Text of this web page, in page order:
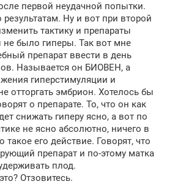
первой неудачной попытки.
Ну и вот при второй
тактику и препараты
не было гиперы. Так вот мне
препарат ввести в день
Называется он БИОВЕН, а
гиперстимуляции и
отторгать эмбрион. Хотелось бы
о препарате. То, что он как
снижать гиперу ясно, а вот по
не ясно абсолютно, ничего в
такое его действие. Говорят, что
препарат и по-этому матка
плод.
Отзовитесь.